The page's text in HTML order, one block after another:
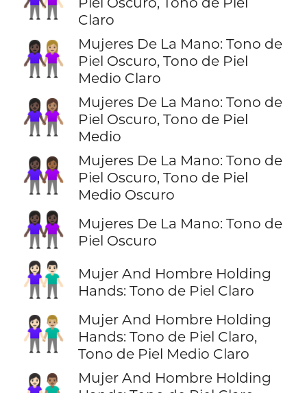
Claro
👩🏿‍🤝‍👩🏼
Mujeres De La Mano: Tono de
Piel Oscuro, Tono de Piel
Medio Claro
👩🏿‍🤝‍👩🏽
Mujeres De La Mano: Tono de
Piel Oscuro, Tono de Piel
Medio
👩🏿‍🤝‍👩🏾
Mujeres De La Mano: Tono de
Piel Oscuro, Tono de Piel
Medio Oscuro
👭🏿
Mujeres De La Mano: Tono de
Piel Oscuro
👫🏻
Mujer And Hombre Holding
Hands: Tono de Piel Claro
👩🏻‍🤝‍👨🏼
Mujer And Hombre Holding
Hands: Tono de Piel Claro,
Tono de Piel Medio Claro
Mujer And Hombre Holding